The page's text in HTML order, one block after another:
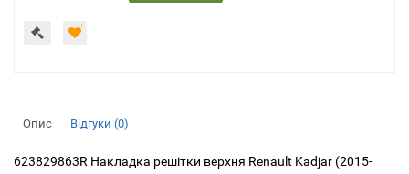
Опис Відгуки (0)
623829863R Накладка решітки верхня Renault Kadjar (2015-